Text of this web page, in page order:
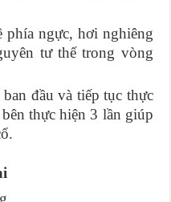
phía ngực, hơi nghiêng
tư thế trong vòng
đầu và tiếp tục thực
thực hiện 3 lần giúp